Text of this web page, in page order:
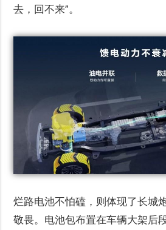
去，回不来”。
烂路电池不怕磕，则体现了长城
敬畏。电池包布置在车辆大架后